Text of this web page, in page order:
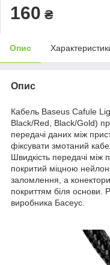
160 ₴
Опис
Опис
Кабель Baseus Cafule
Black/Red, Black/Gold)
передачі даних між
фіксувати змотаний
Швидкість передачі
покритий міцною
заломлення, а
покриттям біля основи.
виробника Басеус.